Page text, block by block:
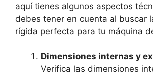
aquí tienes algunos aspectos
debes tener en cuenta al buscar
rígida perfecta para tu máquina
Dimensiones internas y
Verifica las dimensiones